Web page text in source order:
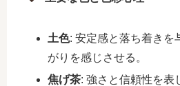
土色: 安定感と落ち着きを
がりを感じさせる。
焦げ茶: 強さと信頼性を表